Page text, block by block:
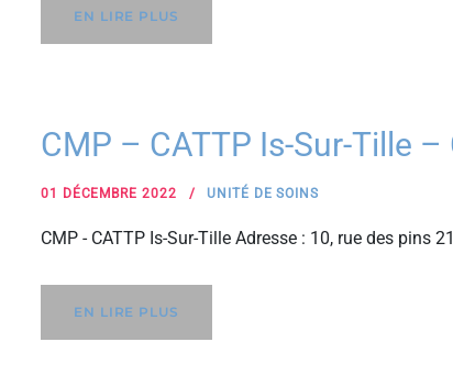
EN LIRE PLUS
CMP – CATTP Is-Sur-Tille –
01 DÉCEMBRE 2022 UNITÉ DE SOINS
CMP - CATTP Is-Sur-Tille Adresse : 10, rue des pins
EN LIRE PLUS